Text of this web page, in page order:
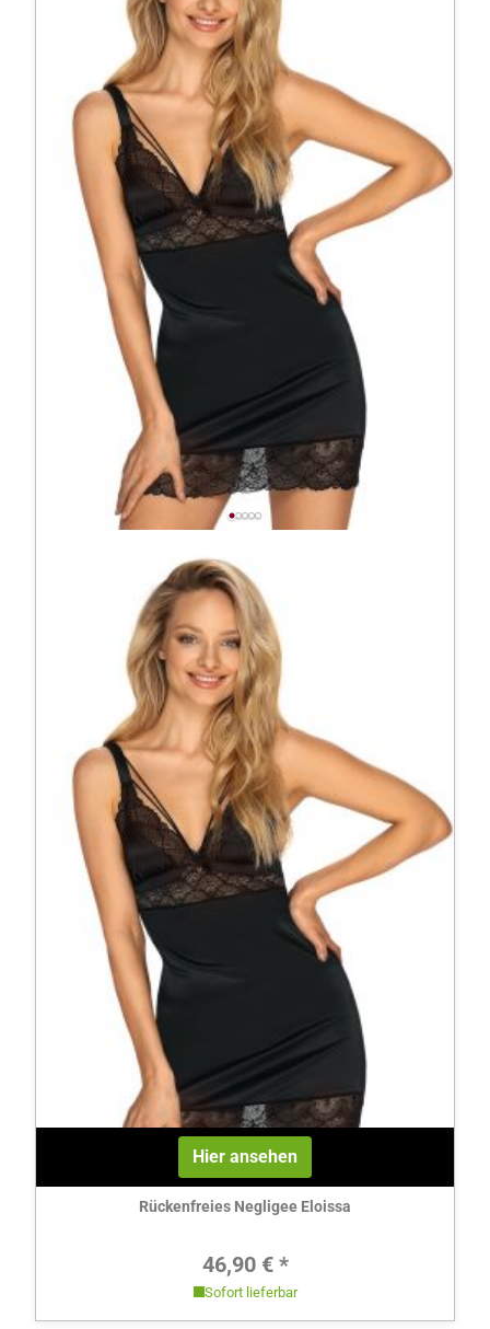
Hier ansehen
Rückenfreies Negligee Eloissa
Regulärer Preis:
46,90 € *
Sofort lieferbar